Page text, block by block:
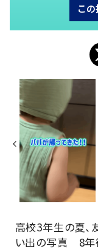
こ
高校3年生の夏、
い出の写真 8年